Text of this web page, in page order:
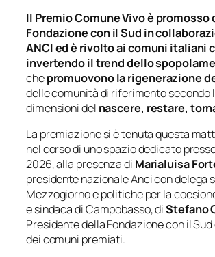
Il Premio Comune Vivo è promosso
Fondazione con il Sud in
ANCI ed è rivolto ai comuni italiani
invertendo il trend dello
chepromuovono la rigenerazione
delle comunità di riferimento secondo
dimensioni del nascere, restare,
La premiazione si è tenuta questa
nel corso di uno spazio dedicato
2026, alla presenza di Marialuisa
presidente nazionale Anci con delega
Mezzogiorno e politiche per la
e sindaca di Campobasso, diStefano
Presidente della Fondazione con il
dei comuni premiati.